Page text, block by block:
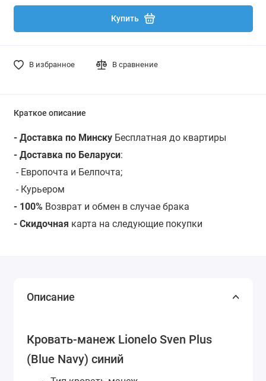
Купить
В избранное В сравнение
Краткое описание
- Доставка по МинскуБесплатная до квартиры
- Доставка по Беларуси:
- Европочта и Белпочта;
- Курьером
- 100% Возврат и обмен в случае брака
- Скидочная карта на следующие покупки
Описание
Кровать-манеж Lionelo Sven Plus
(Blue Navy) синий